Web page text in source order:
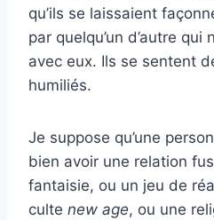
qu’ils se laissaient
par quelqu’un d’autre qui
avec eux. Ils se sentent
humiliés.
Je suppose qu’une
bien avoir une relation
fantaisie, ou un jeu de
culte new age, ou une